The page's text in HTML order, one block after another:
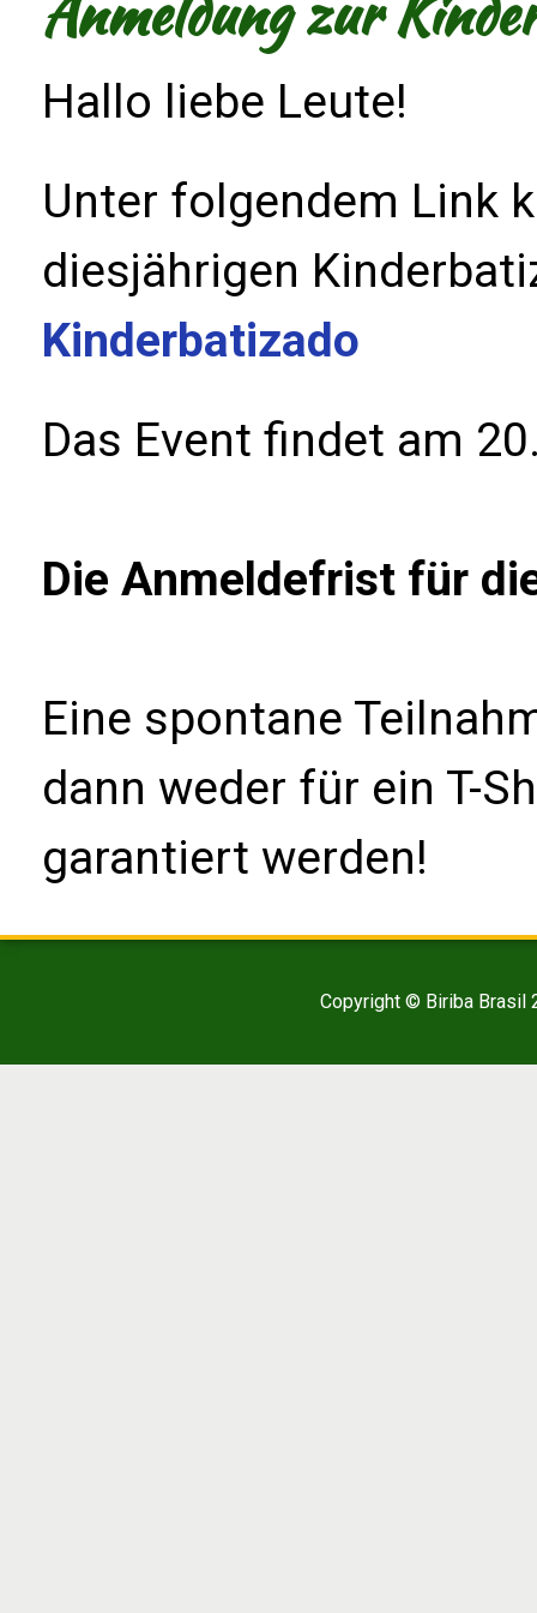
Hallo liebe Leute!
Unter folgendem Link
diesjährigen
Kinderbatizado
Das Event findet am
Die Anmeldefrist für
Eine spontane
dann weder für ein T-
garantiert werden!
Copyright © Biriba Brasil